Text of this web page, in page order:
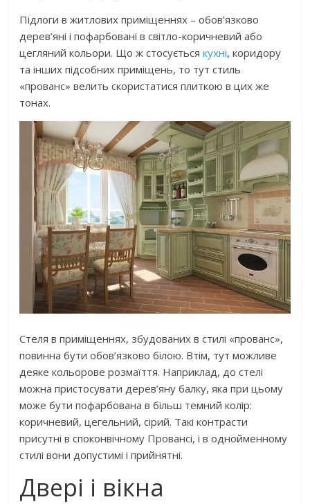
Підлоги в житлових приміщеннях – обов’язково
дерев’яні і пофарбовані в світло-коричневий або
цегляний кольори. Що ж стосуєтьсякухні, коридору
та інших підсобних приміщень, то тут стиль
«прованс» велить скористатися плиткою в цих же
тонах.
Стеля в приміщеннях, збудованих в стилі «прованс»,
повинна бути обов’язково білою. Втім, тут можливе
деяке кольорове розмаїття. Наприклад, до стелі
можна пристосувати дерев’яну балку, яка при цьому
може бути пофарбована в більш темний колір:
коричневий, цегельний, сірий. Такі контрасти
присутні в споконвічному Провансі, і в однойменному
стилі вони допустимі і прийнятні.
Двері і вікна